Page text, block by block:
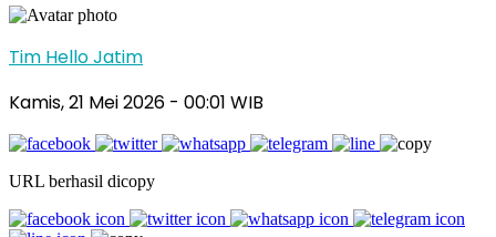
Tim Hello Jatim
Kamis, 21 Mei 2026 - 00:01 WIB
URL berhasil dicopy